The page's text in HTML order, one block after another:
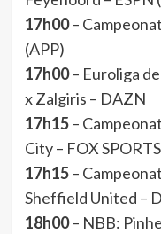
17h00–
(APP)
17h00– Euroliga
x Zalgiris – DAZN
17h15–
City – FOX SPORTS
17h15–
Sheffield United –
18h00– NBB: